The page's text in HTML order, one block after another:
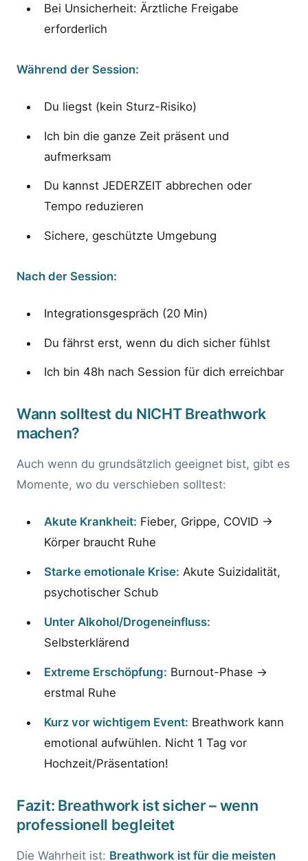
Bei Unsicherheit: Ärztliche Freigabe
erforderlich
Während der Session:
Du liegst (kein Sturz-Risiko)
Ich bin die ganze Zeit präsent und
aufmerksam
Du kannst JEDERZEIT abbrechen oder
Tempo reduzieren
Sichere, geschützte Umgebung
Nach der Session:
Integrationsgespräch (20 Min)
Du fährst erst, wenn du dich sicher fühlst
Ich bin 48h nach Session für dich erreichbar
Wann solltest du NICHT Breathwork
machen?
Auch wenn du grundsätzlich geeignet bist, gibt es
Momente, wo du verschieben solltest:
Akute Krankheit: Fieber, Grippe, COVID →
Körper braucht Ruhe
Starke emotionale Krise: Akute Suizidalität,
psychotischer Schub
Unter Alkohol/Drogeneinfluss:
Selbsterklärend
Extreme Erschöpfung: Burnout-Phase →
erstmal Ruhe
Kurz vor wichtigem Event: Breathwork kann
emotional aufwühlen. Nicht 1 Tag vor
Hochzeit/Präsentation!
Fazit: Breathwork ist sicher – wenn
professionell begleitet
Die Wahrheit ist: Breathwork ist für die meisten